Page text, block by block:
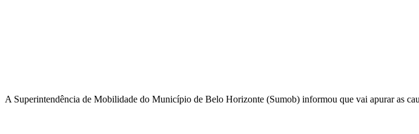
A Superintendência de Mobilidade do Município de Belo Horizonte (Sumob) informou que vai apurar as